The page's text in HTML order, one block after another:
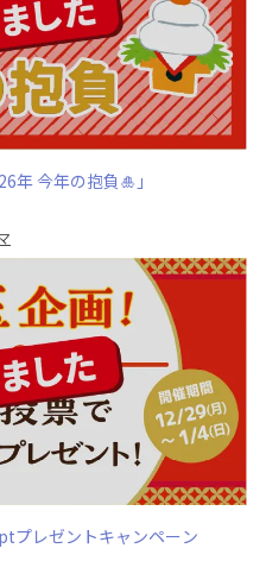
年 今年の抱負🎍」
レゼントキャンペーン